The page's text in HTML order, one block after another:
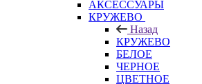
АКСЕССУАРЫ
КРУЖЕВО
Назад
КРУЖЕВО
БЕЛОЕ
ЧЕРНОЕ
ЦВЕТНОЕ